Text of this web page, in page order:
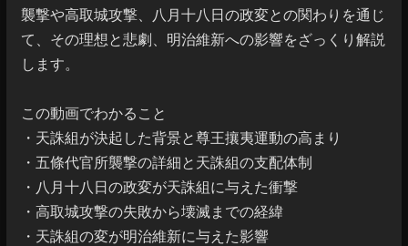
襲撃や高取城攻撃、八月十八日の政変との関わりを通じ
て、その理想と悲劇、明治維新への影響をざっくり解説
します。
この動画でわかること
・天誅組が決起した背景と尊王攘夷運動の高まり
・五條代官所襲撃の詳細と天誅組の支配体制
・八月十八日の政変が天誅組に与えた衝撃
・高取城攻撃の失敗から壊滅までの経緯
・天誅組の変が明治維新に与えた影響